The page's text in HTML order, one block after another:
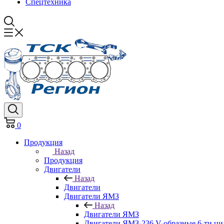
Спецтехника
0
Продукция
Назад
Продукция
Двигатели
Назад
Двигатели
Двигатели ЯМЗ
Назад
Двигатели ЯМЗ